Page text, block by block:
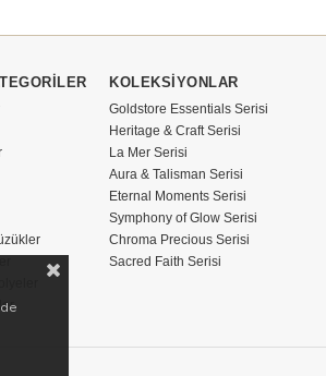
KOLEKSİYONLAR
Goldstore Essentials Serisi
Heritage & Craft Serisi
La Mer Serisi
Aura & Talisman Serisi
Eternal Moments Serisi
Symphony of Glow Serisi
Chroma Precious Serisi
Sacred Faith Serisi